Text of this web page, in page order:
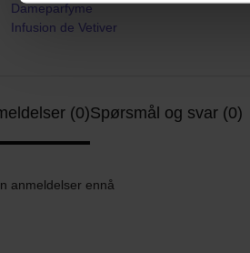
Dameparfyme
Infusion de Vetiver
(0)Spørsmål og svar (0)
anmeldelser ennå